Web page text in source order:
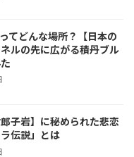
てどんな場所？【日本の
ルの先に広がる積丹ブル
子岩】に秘められた悲恋
伝説」とは